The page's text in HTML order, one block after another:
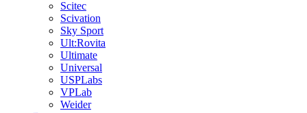
Scitec
Scivation
Sky Sport
Ult:Rovita
Ultimate
Universal
USPLabs
VPLab
Weider